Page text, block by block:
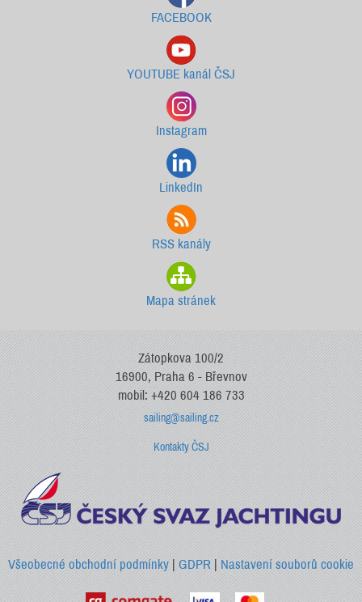
FACEBOOK
YOUTUBE kanál ČSJ
Instagram
LinkedIn
RSS kanály
Mapa stránek
Zátopkova 100/2
16900, Praha 6 - Břevnov
mobil: +420 604 186 733
sailing@sailing.cz
Kontakty ČSJ
Všeobecné obchodní podmínky |GDPR |Nastavení souborů cookie